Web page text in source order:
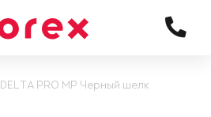
DELTA PRO MP Черный шелк